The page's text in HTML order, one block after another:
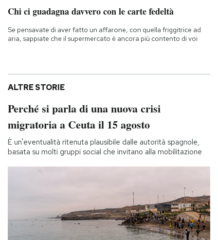
Chi ci guadagna davvero con le carte fedeltà
Se pensavate di aver fatto un affarone, con quella friggitrice ad
aria, sappiate che il supermercato è ancora più contento di voi
ALTRE STORIE
Perché si parla di una nuova crisi
migratoria a Ceuta il 15 agosto
È un'eventualità ritenuta plausibile dalle autorità spagnole,
basata su molti gruppi social che invitano alla mobilitazione